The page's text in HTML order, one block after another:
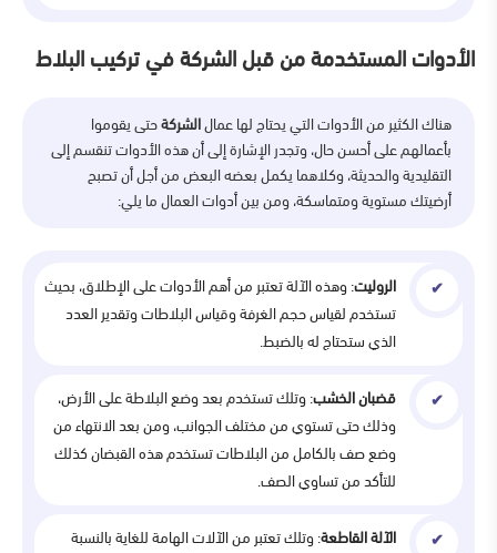
الأدوات المستخدمة من قبل الشركة في تركيب البلاط
هناك الكثير من الأدوات التي يحتاج لها عمالالشركةحتى يقوموا
بأعمالهم على أحسن حال، وتجدر الإشارة إلى أن هذه الأدوات تنقسم إلى
التقليدية والحديثة، وكلاهما يكمل بعضه البعض من أجل أن تصبح
أرضيتك مستوية ومتماسكة، ومن بين أدوات العمال ما يلي:
الروليت: وهذه الآلة تعتبر من أهم الأدوات على الإطلاق، بحيث
تستخدم لقياس حجم الغرفة وقياس البلاطات وتقدير العدد
الذي ستحتاج له بالضبط.
قضبان الخشب: وتلك تستخدم بعد وضع البلاطة على الأرض،
وذلك حتى تستوي من مختلف الجوانب، ومن بعد الانتهاء من
وضع صف بالكامل من البلاطات تستخدم هذه القبضان كذلك
للتأكد من تساوي الصف.
الآلة القاطعة: وتلك تعتبر من الآلات الهامة للغاية بالنسبة